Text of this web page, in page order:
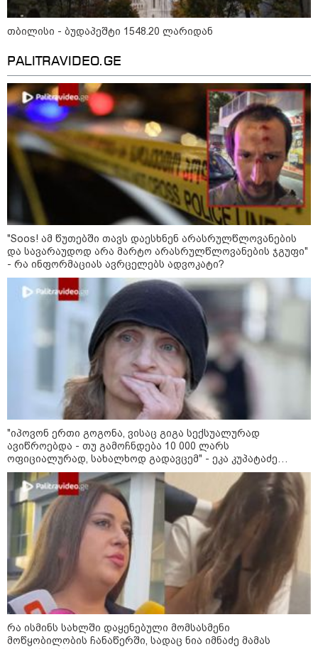
Hisense წარმოგიდგენთ გზავნილს "ინოვაციები
უკეთესი ცხოვრებისათვის" FIFA-ს 2026 წლის
მსოფლიო ჩემპიონატზე™
15:49 / 06-08-2026
შეიძინე ალდაგის სამოგზაურო დაზღვევა და
მიიღე გაორმაგებული ინტერნეტი
Faceამბები
15:42 / 07-08-2026
"საიდან იცის, მან სინამდვილეში რა
ხდებოდა... აფხაზეთის ომში თუ არ
ვცდები სამჯერ არის ნამყოფი, არც
ერთხელ 10 დღეს არ ცდებოდა" - გია
ყარყარაშვილი გიორგი ბარამიძის
განცხადებაზე
თბილისი - ბუდაპეშტი 1548.20 ლარიდან
PALITRAVIDEO.GE
"Soos! ამ წუთებში თავს დაესხნენ არასრულწლოვანების
და სავარაუდოდ არა მარტო არასრულწლოვანების ჯგუფი"
- რა ინფორმაციას ავრცელებს ადვოკატი?
"იპოვონ ერთი გოგონა, ვისაც გიგა სექსუალურად
ავიწროებდა - თუ გამოჩნდება 10 000 ლარს
ოფიციალურად, სახალხოდ გადავცემ" - ეკა კუპატაძე
განცხადებას ავრცელებს
რა ისმინს სახლში დაყენებული მომსასმენი
მოწყობილობის ჩანაწერში, სადაც ნია იმნაძე მამას